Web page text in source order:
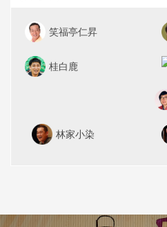
笑福亭仁昇
桂白鹿
林家小染